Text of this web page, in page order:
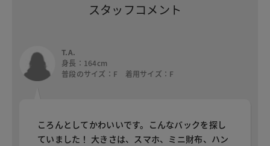
スタッフコメント
T.A.
身長：164cm
普段のサイズ：F 着用サイズ：F
ころんとしてかわいいです。こんなバックを探し
ていました！ 大きさは、スマホ、ミニ財布、ハン